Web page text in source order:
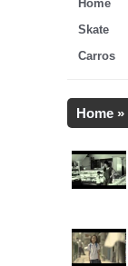
Home
Skate
Carros
Home »